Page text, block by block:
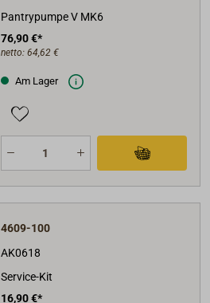
Pantrypumpe V MK6
76,90 €*
netto: 64,62 €
Am Lager
4609-100
AK0618
Service-Kit
16,90 €*